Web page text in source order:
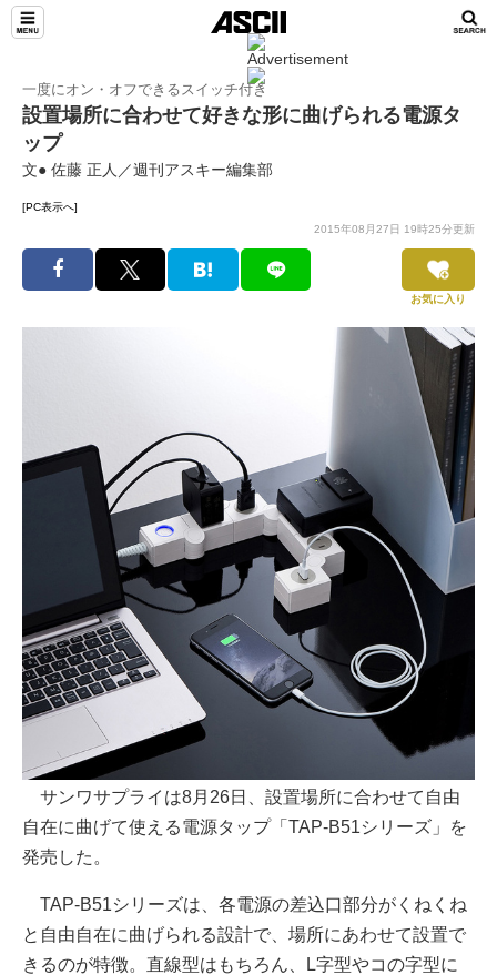
一度にオン・オフできるスイッチ付き
設置場所に合わせて好きな形に曲げられる電源タ
ップ
文● 佐藤 正人／週刊アスキー編集部
[PC表示へ]
2015年08月27日 19時25分更新
お気に入り
サンワサプライは8月26日、設置場所に合わせて自由
自在に曲げて使える電源タップ「TAP-B51シリーズ」を
発売した。
TAP-B51シリーズは、各電源の差込口部分がくねくね
と自由自在に曲げられる設計で、場所にあわせて設置で
きるのが特徴。直線型はもちろん、L字型やコの字型に